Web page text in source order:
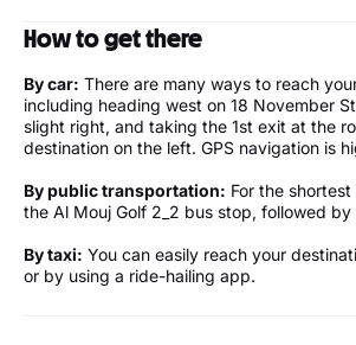
How to get there
By car: There are many ways to reach
including heading west on 18 November
slight right, and taking the 1st exit at the
destination on the left. GPS navigation is
By public transportation: For the
the Al Mouj Golf 2_2 bus stop, followed by
By taxi: You can easily reach your
or by using a ride-hailing app.